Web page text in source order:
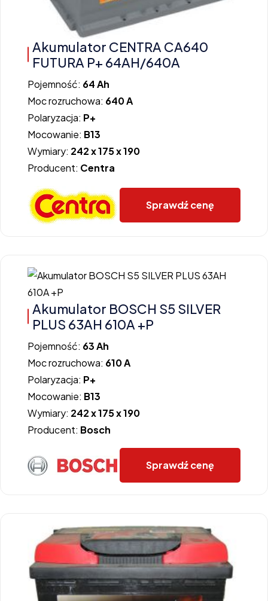
Akumulator CENTRA CA640
FUTURA P+ 64AH/640A
Pojemność: 64 Ah
Moc rozruchowa: 640 A
Polaryzacja: P+
Mocowanie: B13
Wymiary: 242 x 175 x 190
Producent: Centra
Sprawdź cenę
Akumulator BOSCH S5 SILVER
PLUS 63AH 610A +P
Pojemność: 63 Ah
Moc rozruchowa: 610 A
Polaryzacja: P+
Mocowanie: B13
Wymiary: 242 x 175 x 190
Producent: Bosch
Sprawdź cenę